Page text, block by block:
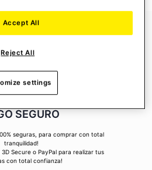
SEGURO
seguras, para comprar con total
tranquilidad!
Secure o PayPal para realizar tus
con total confianza!
Reject All
Accept All
settings